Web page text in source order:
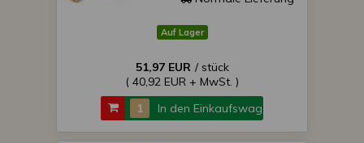
Auf Lager
51,97 EUR / stück
( 40,92 EUR + MwSt. )
In den Einkaufswagen